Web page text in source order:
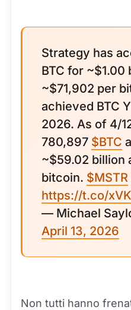
Strategy has
BTC for ~$1.00
~$71,902 per
achieved BTC
2026. As of 4/
780,897 $BTC
~$59.02 billion
bitcoin. $MSTR
https://t.co/
— Michael
April 13, 2026
Non tutti hanno